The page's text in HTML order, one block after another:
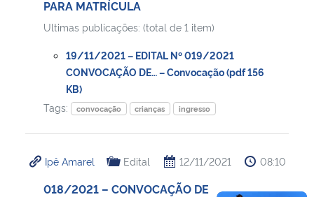
PARA MATRÍCULA
Ultimas publicações: (total de 1 item)
19/11/2021 – EDITAL Nº 019/2021
CONVOCAÇÃO DE… – Convocação (pdf 156
KB)
Tags:
convocação crianças ingresso
Ipê Amarel Edital 12/11/2021 08:10
018/2021 – CONVOCAÇÃO DE